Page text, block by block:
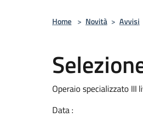
Home > Novità > Avvisi
Operaio specializzato III
Data :